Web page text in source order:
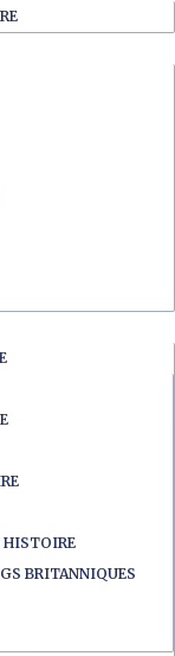
HISTOIRE
BRITANNIQUES